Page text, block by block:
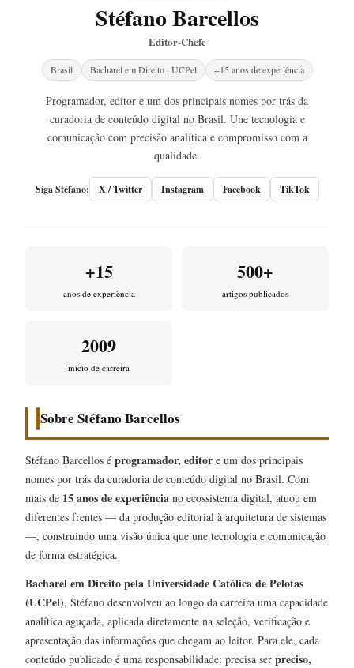
Stéfano Barcellos
Editor-Chefe
Brasil Bacharel em Direito · UCPel +15 anos de experiência
Programador, editor e um dos principais nomes por trás da
curadoria de conteúdo digital no Brasil. Une tecnologia e
comunicação com precisão analítica e compromisso com a
qualidade.
Siga Stéfano: X / Twitter Instagram Facebook TikTok
+15
anos de experiência
500+
artigos publicados
2009
início de carreira
Sobre Stéfano Barcellos
Stéfano Barcellos é programador, editor e um dos principais
nomes por trás da curadoria de conteúdo digital no Brasil. Com
mais de 15 anos de experiência no ecossistema digital, atuou em
diferentes frentes — da produção editorial à arquitetura de sistemas
—, construindo uma visão única que une tecnologia e comunicação
de forma estratégica.
Bacharel em Direito pela Universidade Católica de Pelotas
(UCPel), Stéfano desenvolveu ao longo da carreira uma capacidade
analítica aguçada, aplicada diretamente na seleção, verificação e
apresentação das informações que chegam ao leitor. Para ele, cada
conteúdo publicado é uma responsabilidade: precisa ser preciso,